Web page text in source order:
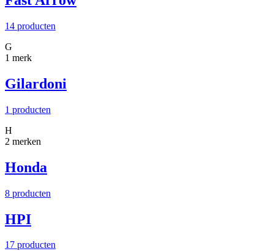
14 producten
G
1 merk
Gilardoni
1 producten
H
2 merken
Honda
8 producten
HPI
17 producten